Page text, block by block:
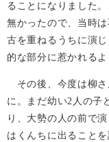
ることになりました
無かったので、当時
古を重ねるうちに演
的な部分に惹かれるよ
その後、今度は柳さ
に。まだ幼い2人の子
り、大勢の人の前で
はくんちに出ること